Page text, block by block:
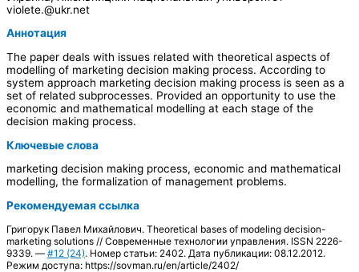
violete.@ukr.net
Аннотация
The paper deals with issues related with theoretical aspects of
modelling of marketing decision making process. According to
system approach marketing decision making process is seen as a
set of related subprocesses. Provided an opportunity to use the
economic and mathematical modelling at each stage of the
decision making process.
Ключевые слова
marketing decision making process, economic and mathematical
modelling, the formalization of management problems.
Рекомендуемая ссылка
Григорук Павел Михайлович. Theoretical bases of modeling decision-
marketing solutions // Современные технологии управления. ISSN 2226-
9339. — #12 (24). Номер статьи: 2402. Дата публикации: 08.12.2012.
Режим доступа: https://sovman.ru/en/article/2402/